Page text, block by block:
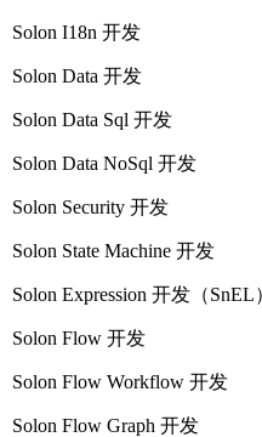
Solon I18n 开发
Solon Data 开发
Solon Data Sql 开发
Solon Data NoSql 开发
Solon Security 开发
Solon State Machine 开发
Solon Expression 开发（SnEL
Solon Flow 开发
Solon Flow Workflow 开发
Solon Flow Graph 开发